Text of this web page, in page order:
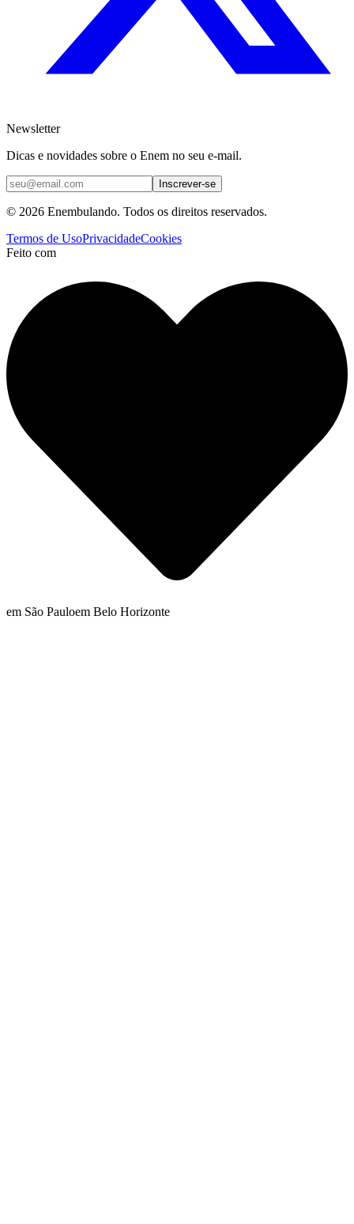
Newsletter
Dicas e novidades sobre o Enem no seu e-mail.
Inscrever-se
© 2026 Enembulando. Todos os direitos reservados.
Termos de UsoPrivacidadeCookies
Feito com
em São Pauloem Belo Horizonte